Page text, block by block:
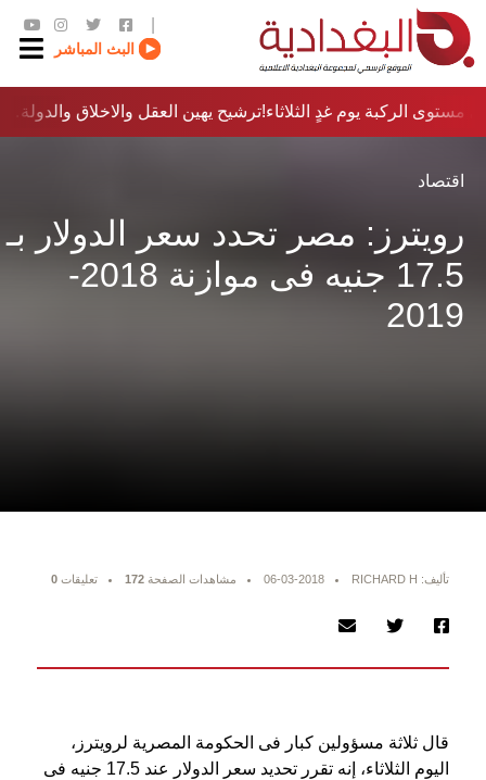
البث المباشر
ترشيح يهين العقل والاخلاق والدولة…؟!مستوى الركبة يوم غدٍ الثلاثاء
اقتصاد
رويترز: مصر تحدد سعر الدولار بـ
17.5 جنيه فى موازنة 2018-
2019
تأليف: RICHARD H 06-03-2018 مشاهدات الصفحة 172 تعليقات 0
قال ثلاثة مسؤولين كبار فى الحكومة المصرية لرويترز،
اليوم الثلاثاء، إنه تقرر تحديد سعر الدولار عند 17.5 جنيه فى